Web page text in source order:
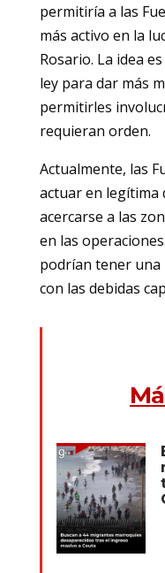
permitiría a las
más activo en la
Rosario. La idea
ley para dar más
permitirles
requieran orden.
Actualmente, las
actuar en legítima
acercarse a las
en las
podrían tener una
con las debidas